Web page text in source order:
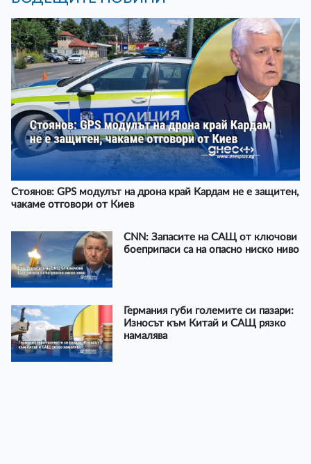
Стоянов: GPS модулът на дрона край Кардам не е защитен,
чакаме отговори от Киев
CNN: Запасите на САЩ от ключови
боеприпаси са на опасно ниско ниво
Германия губи големите си пазари:
Износът към Китай и САЩ рязко
намалява